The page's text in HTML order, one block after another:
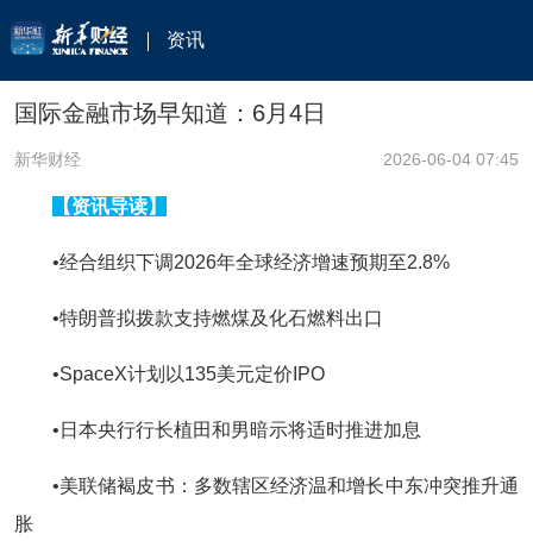
资讯
国际金融市场早知道：6月4日
新华财经 2026-06-04 07:45
【资讯导读】
•经合组织下调2026年全球经济增速预期至2.8%
•特朗普拟拨款支持燃煤及化石燃料出口
•SpaceX计划以135美元定价IPO
•日本央行行长植田和男暗示将适时推进加息
•美联储褐皮书：多数辖区经济温和增长中东冲突推升通
胀